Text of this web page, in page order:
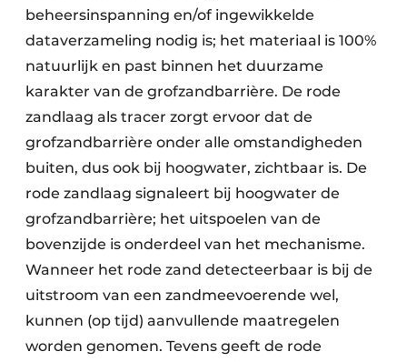
beheersinspanning en/of ingewikkelde
dataverzameling nodig is; het materiaal is 100%
natuurlijk en past binnen het duurzame
karakter van de grofzandbarrière. De rode
zandlaag als tracer zorgt ervoor dat de
grofzandbarrière onder alle omstandigheden
buiten, dus ook bij hoogwater, zichtbaar is. De
rode zandlaag signaleert bij hoogwater de
grofzandbarrière; het uitspoelen van de
bovenzijde is onderdeel van het mechanisme.
Wanneer het rode zand detecteerbaar is bij de
uitstroom van een zandmeevoerende wel,
kunnen (op tijd) aanvullende maatregelen
worden genomen. Tevens geeft de rode